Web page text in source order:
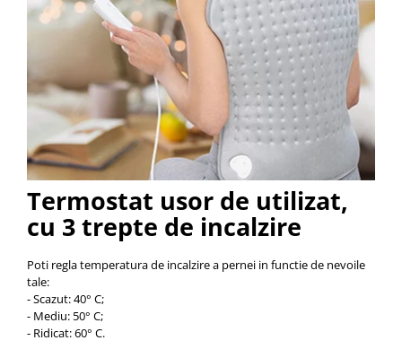
Termostat usor de utilizat,
cu 3 trepte de incalzire
Poti regla temperatura de incalzire a pernei in functie de nevoile
tale:
- Scazut: 40° C;
- Mediu: 50° C;
- Ridicat: 60° C.